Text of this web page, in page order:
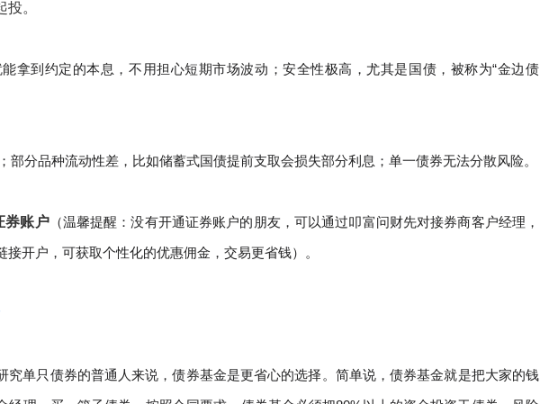
。
拿到约定的本息，不用担心短期市场波动；安全性极高，尤其是国债，被称为“金边债
部分品种流动性差，比如储蓄式国债提前支取会损失部分利息；单一债券无法分散风险。
券账户（温馨提醒：没有开通证券账户的朋友，可以通过叩富问财先对接券商客户经理，
接开户，可获取个性化的优惠佣金，交易更省钱）。
究单只债券的普通人来说，债券基金是更省心的选择。 简单说，债券基金就是把大家的钱